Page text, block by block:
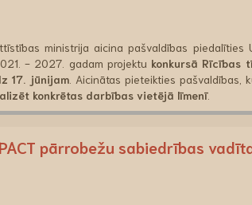
ministrija aicina pašvaldības piedalīties
- 2027. gadam projektu konkursā Rīcības
17. jūnijam . Aicinātas pieteikties pašvaldības,
konkrētas darbības vietējā līmenī.
pārrobežu sabiedrības